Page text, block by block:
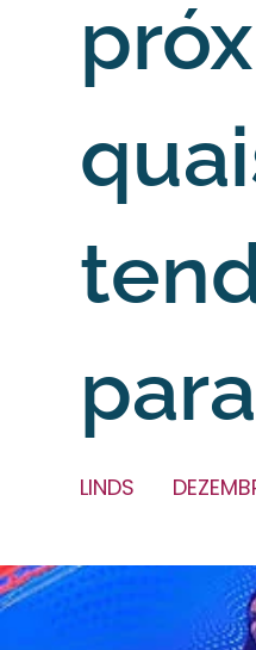
LINDS